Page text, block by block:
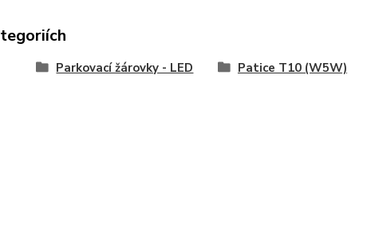
Parkovací žárovky - LED Patice T10 (W5W)